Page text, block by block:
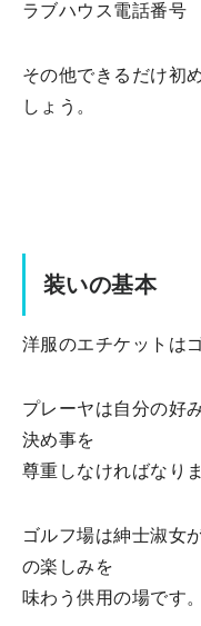
ラブハウス電話番号
その他できるだけ初
しょう。
装いの基本
洋服のエチケットは
プレーヤは自分の好
決め事を
尊重しなければなり
ゴルフ場は紳士淑女
の楽しみを
味わう供用の場です。